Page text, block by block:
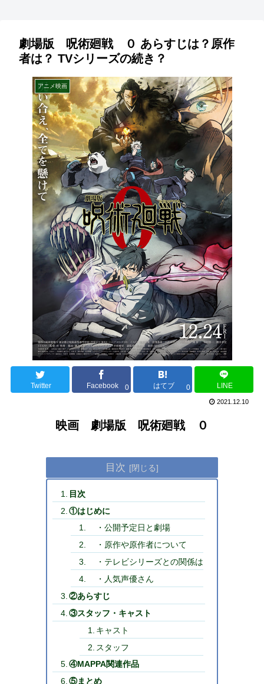
劇場版 呪術廻戦 ０ あらすじは？原作
者は？ TVシリーズの続き？
アニメ映画
Twitter Facebook 0 はてブ 0 LINE
2021.12.10
映画 劇場版 呪術廻戦 ０
目次
目次
①はじめに
・公開予定日と劇場
・原作や原作者について
・テレビシリーズとの関係は
・人気声優さん
②あらすじ
③スタッフ・キャスト
キャスト
スタッフ
④MAPPA関連作品
⑤まとめ